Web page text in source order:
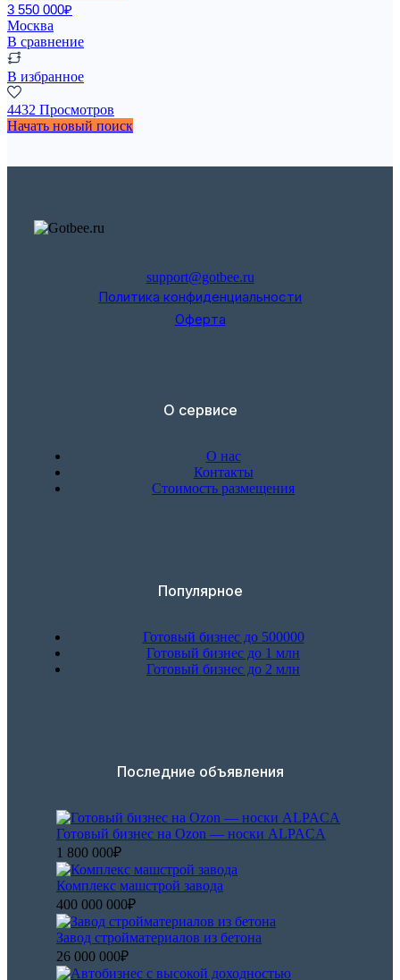
3 550 000₽
Москва
В сравнение
В избранное
4432 Просмотров
Начать новый поиск
support@gotbee.ru
Политика конфиденциальности
Оферта
О сервисе
О нас
Контакты
Стоимость размещения
Популярное
Готовый бизнес до 500000
Готовый бизнес до 1 млн
Готовый бизнес до 2 млн
Последние объявления
Готовый бизнес на Ozon — носки ALPACA
1 800 000₽
Комплекс машстрой завода
400 000 000₽
Завод стройматериалов из бетона
26 000 000₽